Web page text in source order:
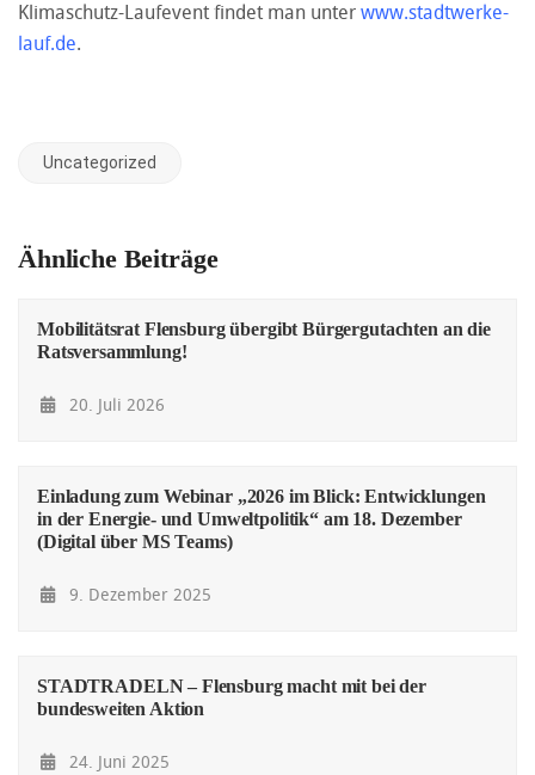
Klimaschutz-Laufevent findet man unterwww.stadtwerke-
lauf.de.
Uncategorized
Ähnliche Beiträge
Mobilitätsrat Flensburg übergibt Bürgergutachten an die
Ratsversammlung!
20. Juli 2026
Einladung zum Webinar „2026 im Blick: Entwicklungen
in der Energie- und Umweltpolitik“ am 18. Dezember
(Digital über MS Teams)
9. Dezember 2025
STADTRADELN – Flensburg macht mit bei der
bundesweiten Aktion
24. Juni 2025